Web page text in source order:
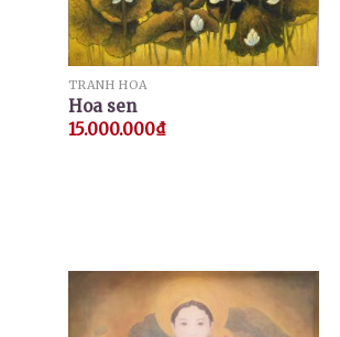
TRANH HOA
Hoa sen
15.000.000₫